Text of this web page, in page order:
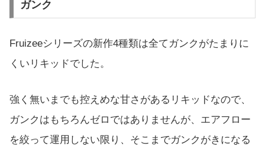
ガンク
Fruizeeシリーズの新作4種類は全てガンクがたまりに
くいリキッドでした。
強く無いまでも控えめな甘さがあるリキッドなので、
ガンクはもちろんゼロではありませんが、エアフロー
を絞って運用しない限り、そこまでガンクがきになる